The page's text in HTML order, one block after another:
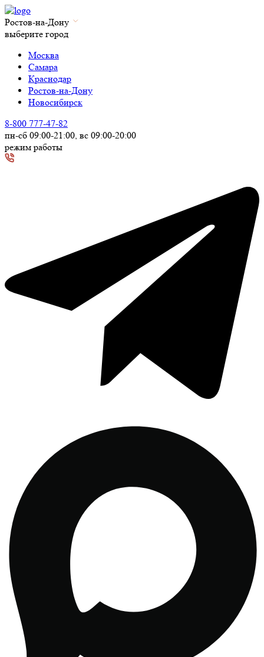
Ростов-на-Дону
выберите город
Москва
Самара
Краснодар
Ростов-на-Дону
Новосибирск
8-800 777-47-82
пн-сб 09:00-21:00, вс 09:00-20:00
режим работы